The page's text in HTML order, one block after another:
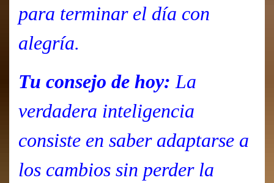
para terminar el día con
alegría.
Tu consejo de hoy: La
verdadera inteligencia
consiste en saber adaptarse a
los cambios sin perder la